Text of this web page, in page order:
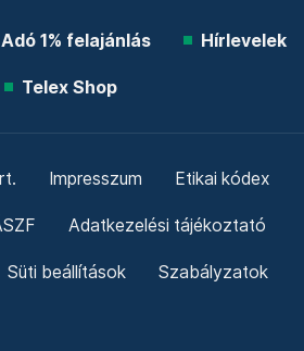
Adó 1% felajánlás Hírlevelek
Telex Shop
Impresszum Etikai kódex
Adatkezelési tájékoztató
Süti beállítások Szabályzatok